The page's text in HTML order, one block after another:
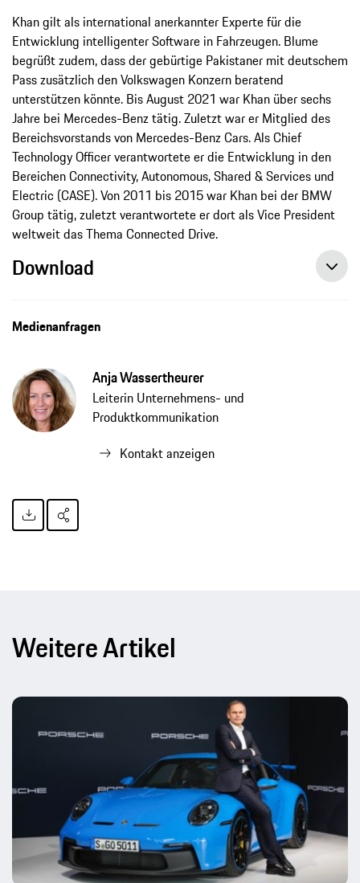
Khan gilt als international anerkannter Experte für die
Entwicklung intelligenter Software in Fahrzeugen. Blume
begrüßt zudem, dass der gebürtige Pakistaner mit deutschem
Pass zusätzlich den Volkswagen Konzern beratend
unterstützen könnte. Bis August 2021 war Khan über sechs
Jahre bei Mercedes-Benz tätig. Zuletzt war er Mitglied des
Bereichsvorstands von Mercedes-Benz Cars. Als Chief
Technology Officer verantwortete er die Entwicklung in den
Bereichen Connectivity, Autonomous, Shared & Services und
Electric (CASE). Von 2011 bis 2015 war Khan bei der BMW
Group tätig, zuletzt verantwortete er dort als Vice President
weltweit das Thema Connected Drive.
Download
Medienanfragen
Anja Wassertheurer
Leiterin Unternehmens- und
Produktkommunikation
Kontakt anzeigen
Weitere Artikel